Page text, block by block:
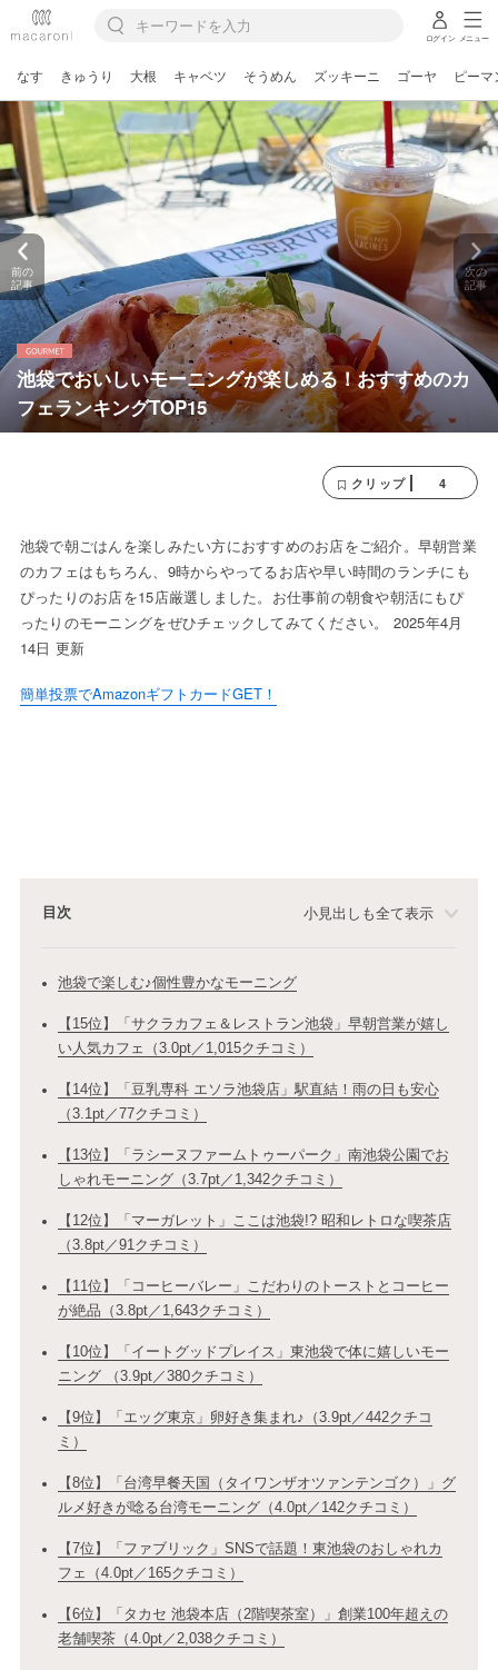
ログイン メニュー
なす きゅうり 大根 キャベツ そうめん ズッキーニ ゴーヤ ピーマ
池袋でおいしいモーニングが楽しめる！おすすめのカ
フェランキングTOP15
前の
記事
次の
記事
クリップ 4
池袋で朝ごはんを楽しみたい方におすすめのお店をご紹介。早朝営業
のカフェはもちろん、9時からやってるお店や早い時間のランチにも
ぴったりのお店を15店厳選しました。お仕事前の朝食や朝活にもぴ
ったりのモーニングをぜひチェックしてみてください。 2025年4月
14日 更新
簡単投票でAmazonギフトカードGET！
目次 小見出しも全て表示
池袋で楽しむ♪個性豊かなモーニング
【15位】「サクラカフェ＆レストラン池袋」早朝営業が嬉し
い人気カフェ（3.0pt／1,015クチコミ）
【14位】「豆乳専科 エソラ池袋店」駅直結！雨の日も安心
（3.1pt／77クチコミ）
【13位】「ラシーヌファームトゥーパーク」南池袋公園でお
しゃれモーニング（3.7pt／1,342クチコミ）
【12位】「マーガレット」ここは池袋!? 昭和レトロな喫茶店
（3.8pt／91クチコミ）
【11位】「コーヒーバレー」こだわりのトーストとコーヒー
が絶品（3.8pt／1,643クチコミ）
【10位】「イートグッドプレイス」東池袋で体に嬉しいモー
ニング （3.9pt／380クチコミ）
【9位】「エッグ東京」卵好き集まれ♪（3.9pt／442クチコ
ミ）
【8位】「台湾早餐天国（タイワンザオツァンテンゴク）」グ
ルメ好きが唸る台湾モーニング（4.0pt／142クチコミ）
【7位】「ファブリック」SNSで話題！東池袋のおしゃれカ
フェ（4.0pt／165クチコミ）
【6位】「タカセ 池袋本店（2階喫茶室）」創業100年超えの
老舗喫茶（4.0pt／2,038クチコミ）